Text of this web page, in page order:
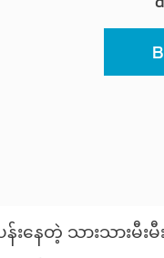
န်းနေတဲ့ သားသား